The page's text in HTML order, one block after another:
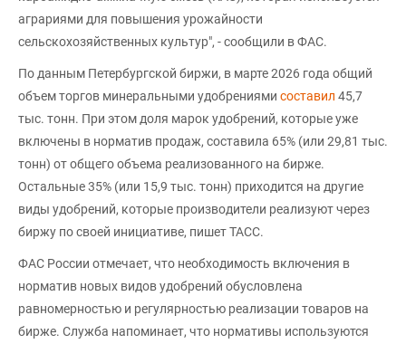
аграриями для повышения урожайности
сельскохозяйственных культур", - сообщили в ФАС.
По данным Петербургской биржи, в марте 2026 года общий
объем торгов минеральными удобрениями составил 45,7
тыс. тонн. При этом доля марок удобрений, которые уже
включены в норматив продаж, составила 65% (или 29,81 тыс.
тонн) от общего объема реализованного на бирже.
Остальные 35% (или 15,9 тыс. тонн) приходится на другие
виды удобрений, которые производители реализуют через
биржу по своей инициативе, пишет ТАСС.
ФАС России отмечает, что необходимость включения в
норматив новых видов удобрений обусловлена
равномерностью и регулярностью реализации товаров на
бирже. Служба напоминает, что нормативы используются